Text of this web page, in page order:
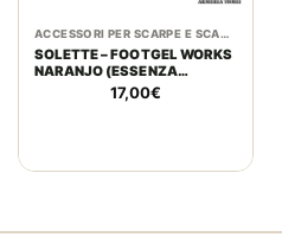
ACCESSORI PER SCARPE E SCARPONI
SOLETTE – FOOTGEL WORKS
NARANJO (ESSENZA
ALL’ARANCIA)
17,00€